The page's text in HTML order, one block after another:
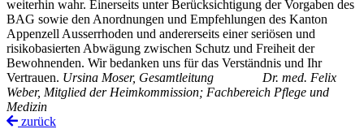
weiterhin wahr. Einerseits unter Berücksichtigung der Vorgaben des
BAG sowie den Anordnungen und Empfehlungen des Kanton
Appenzell Ausserrhoden und andererseits einer seriösen und
risikobasierten Abwägung zwischen Schutz und Freiheit der
Bewohnenden. Wir bedanken uns für das Verständnis und Ihr
Vertrauen. Ursina Moser, Gesamtleitung
Dr. med. Felix
Weber, Mitglied der Heimkommission; Fachbereich Pflege und
Medizin
zurück